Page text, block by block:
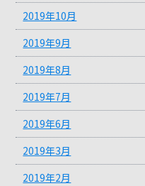
2019年10月
2019年9月
2019年8月
2019年7月
2019年6月
2019年3月
2019年2月